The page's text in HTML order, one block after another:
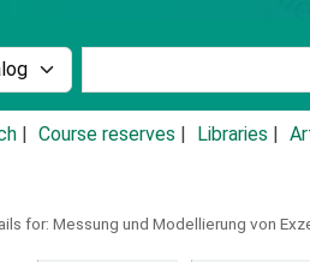
by:
Course reserves Libraries
for: Messung und Modellierung von